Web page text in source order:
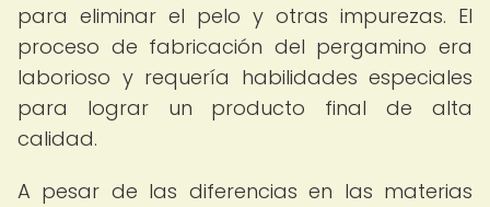
para eliminar el pelo y otras impurezas. El
proceso de fabricación del pergamino era
laborioso y requería habilidades especiales
para lograr un producto final de alta
calidad.
A pesar de las diferencias en las materias